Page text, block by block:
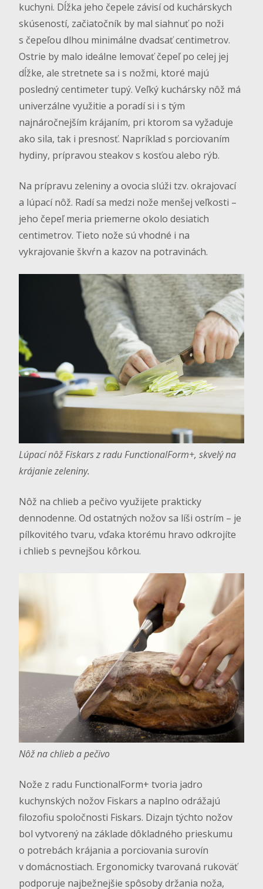
kuchyni. Dĺžka jeho čepele závisí od kuchárskych
skúseností, začiatočník by mal siahnuť po noži
s čepeľou dlhou minimálne dvadsať centimetrov.
Ostrie by malo ideálne lemovať čepeľ po celej jej
dĺžke, ale stretnete sa i s nožmi, ktoré majú
posledný centimeter tupý. Veľký kuchársky nôž má
univerzálne využitie a poradí si i s tým
najnáročnejším krájaním, pri ktorom sa vyžaduje
ako sila, tak i presnosť. Napríklad s porciovaním
hydiny, prípravou steakov s kosťou alebo rýb.
Na prípravu zeleniny a ovocia slúži tzv. okrajovací
a lúpací nôž. Radí sa medzi nože menšej veľkosti –
jeho čepeľ meria priemerne okolo desiatich
centimetrov. Tieto nože sú vhodné i na
vykrajovanie škvŕn a kazov na potravinách.
Lúpací nôž Fiskars z radu FunctionalForm+, skvelý na
krájanie zeleniny.
Nôž na chlieb a pečivo využijete prakticky
dennodenne. Od ostatných nožov sa líši ostrím – je
pílkovitého tvaru, vďaka ktorému hravo odkrojíte
i chlieb s pevnejšou kôrkou.
Nôž na chlieb a pečivo
Nože z radu FunctionalForm+ tvoria jadro
kuchynských nožov Fiskars a naplno odrážajú
filozofiu spoločnosti Fiskars. Dizajn týchto nožov
bol vytvorený na základe dôkladného prieskumu
o potrebách krájania a porciovania surovín
v domácnostiach. Ergonomicky tvarovaná rukoväť
podporuje najbežnejšie spôsoby držania noža,